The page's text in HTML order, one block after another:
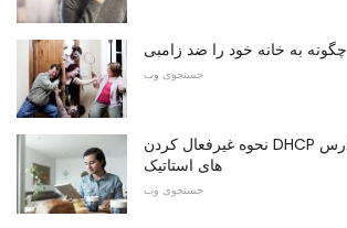
چگونه به خانه خود را ضد زامبی
جستجوی وب
نحوه غیرفعال کردن DHCP و استفاده از آدرس IP
های استاتیک
جستجوی وب